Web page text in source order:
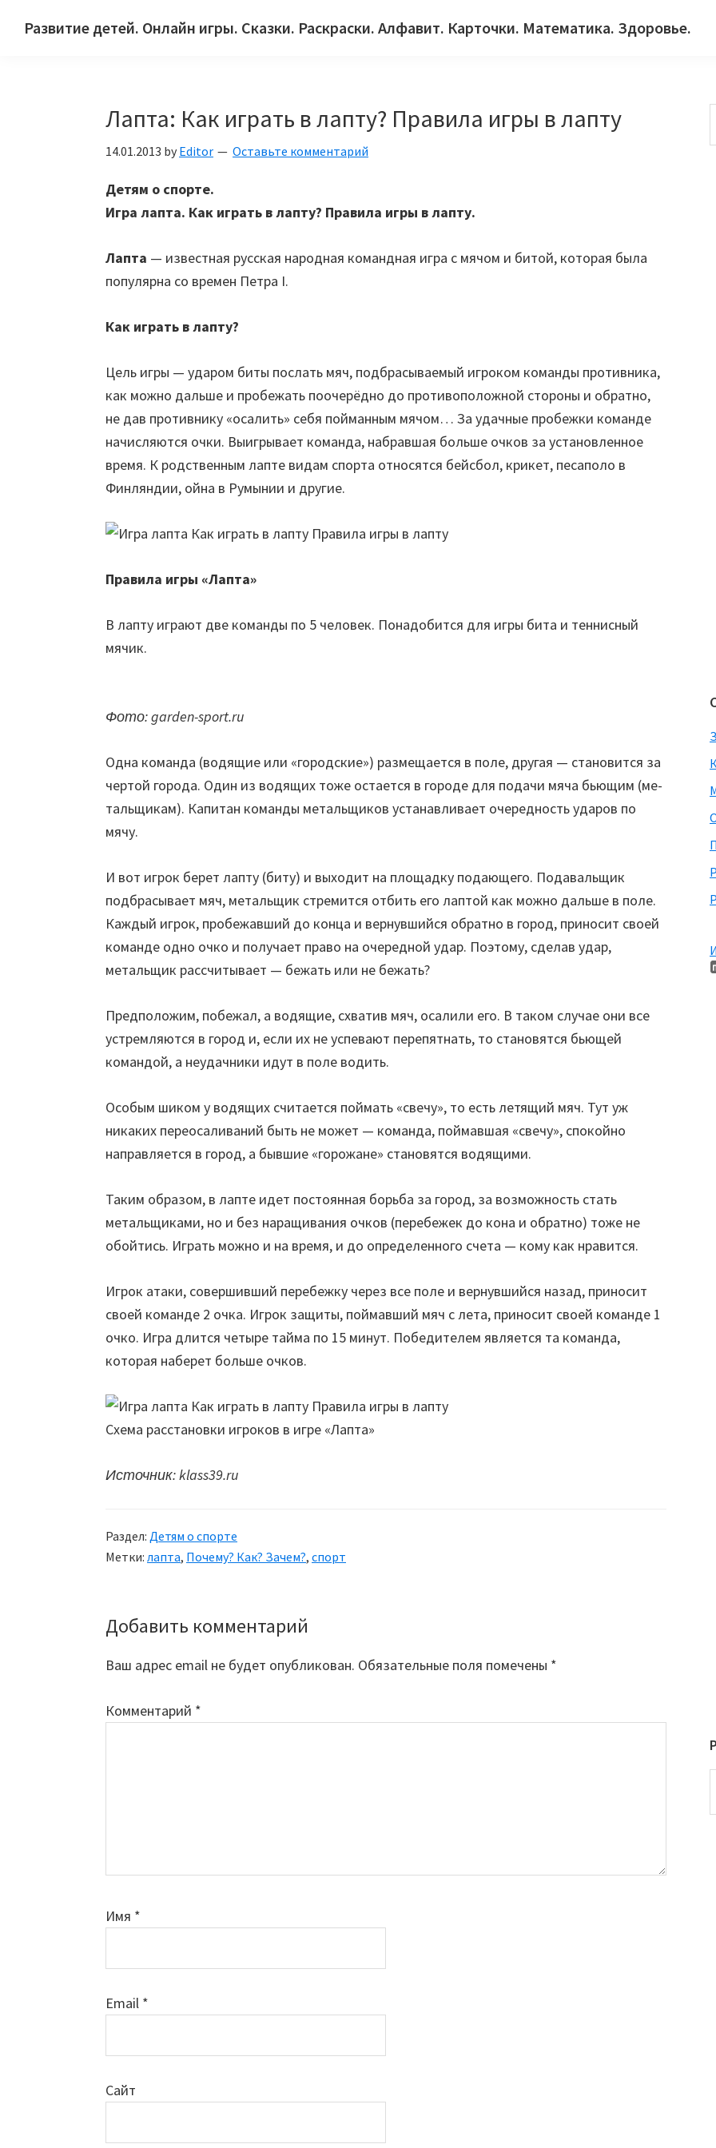
Развитие детей. Онлайн игры. Сказки. Раскраски. Алфавит. Карточки. Математика. Здоровье.
Лапта: Как играть в лапту? Правила игры в лапту
14.01.2013 by Editor Оставьте комментарий
Детям о спорте.
Игра лапта. Как играть в лапту? Правила игры в лапту.
Лапта — известная русская народная командная игра с мячом и битой, которая была
популярна со времен Петра I.
Как играть в лапту?
Цель игры — ударом биты послать мяч, подбрасываемый игроком команды противника,
как можно дальше и пробежать поочерёдно до противоположной стороны и обратно,
не дав противнику «осалить» себя пойманным мячом… За удачные пробежки команде
начисляются очки. Выигрывает команда, набравшая больше очков за установленное
время. К родственным лаптe видам спорта относятся бейсбол, крикет, песаполо в
Финляндии, ойна в Румынии и другие.
Правила игры «Лапта»
В лапту играют две команды по 5 человек. Понадобится для игры бита и теннисный
мячик.
Фото: garden-sport.ru
Одна команда (водящие или «городские») размещается в поле, дру­гая — становится за
чертой города. Один из водящих тоже остается в городе для подачи мяча бьющим (ме­
тальщикам). Капитан команды метальщиков устанавли­вает очередность ударов по
мячу.
И вот игрок берет лапту (биту) и выходит на пло­щадку подающего. Подавальщик
подбрасывает мяч, ме­тальщик стремится отбить его лаптой как можно даль­ше в поле.
Каждый игрок, пробежавший до конца и вер­нувшийся обратно в город, приносит своей
команде одно очко и получает право на очередной удар. Поэтому, сде­лав удар,
метальщик рассчитывает — бежать или не бе­жать?
Предположим, побежал, а водящие, схватив мяч, оса­лили его. В таком случае они все
устремляются в го­род и, если их не успевают перепятнать, то становятся бьющей
командой, а неудачники идут в поле водить.
Особым шиком у водящих считается поймать «свечу», то есть летящий мяч. Тут уж
никаких переосаливаний быть не может — команда, поймавшая «свечу», спокой­но
направляется в город, а бывшие «горожане» стано­вятся водящими.
Таким образом, в лапте идет постоянная борьба за город, за возможность стать
метальщиками, но и без наращивания очков (перебежек до кона и обратно) то­же не
обойтись. Играть можно и на время, и до опреде­ленного счета — кому как нравится.
Игрок атаки, совершивший перебежку через все поле и вернувшийся назад, приносит
своей команде 2 очка. Игрок защиты, поймавший мяч с лета, приносит своей команде 1
очко. Игра длится четыре тайма по 15 минут. Победителем является та команда,
которая наберет больше очков.
Схема расстановки игроков в игре «Лапта»
Источник: klass39.ru
Раздел: Детям о спорте
Метки: лапта, Почему? Как? Зачем?, спорт
Reader
Interactions
Добавить комментарий
Ваш адрес email не будет опубликован. Обязательные поля помечены *
Комментарий *
Имя *
Email *
Сайт